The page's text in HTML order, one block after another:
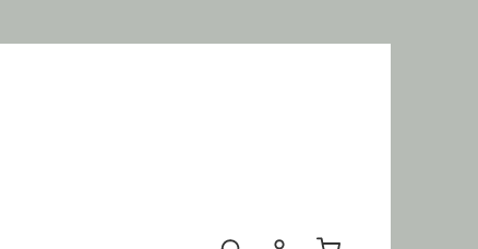
Warenkorb enthält 0